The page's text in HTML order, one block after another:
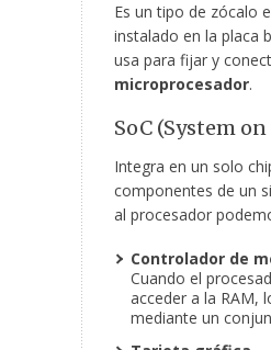
Es un tipo de zócalo
instalado en la placa
usa para fijar y
microprocesador.
SoC (System
Integra en un solo
componentes de un
al procesador
Controlador de
Cuando el
acceder a la RAM,
mediante un